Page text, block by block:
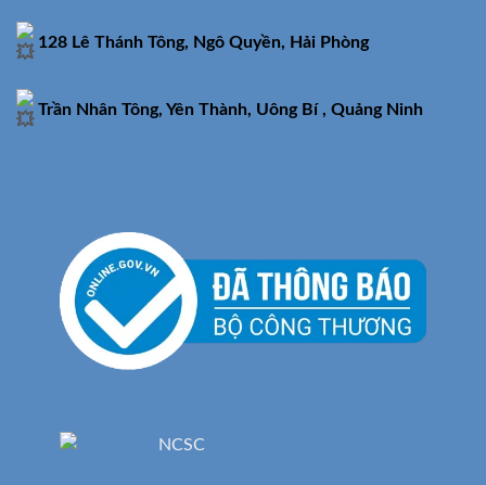
128 Lê Thánh Tông, Ngô Quyền, Hải Phòng
Trần Nhân Tông, Yên Thành, Uông Bí , Quảng Ninh